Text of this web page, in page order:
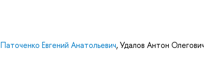
Паточенко Евгений Анатольевич,Удалов Антон Олегович